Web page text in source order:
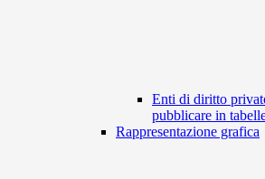
Enti di diritto
pubblicare in
Rappresentazione grafica